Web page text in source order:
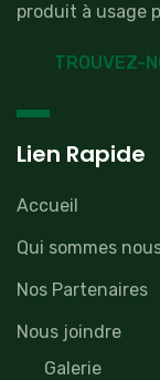
produit à usage
TROUVEZ-
Lien Rapide
Accueil
Qui sommes
Nos Partenaires
Nous joindre
Galerie